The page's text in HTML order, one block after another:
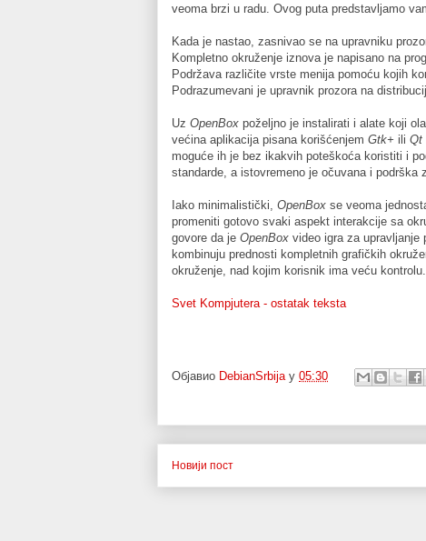
veoma brzi u radu. Ovog puta predstavljamo
Kada je nastao, zasnivao se na upravniku
Kompletno okruženje iznova je napisano na
Podržava različite vrste menija pomoću kojih
Podrazumevani je upravnik prozora na
Uz OpenBox poželjno je instalirati i alate koji
većina aplikacija pisana korišćenjem Gtk+ ili Qt
moguće ih je bez ikakvih poteškoća koristiti i
standarde, a istovremeno je očuvana i podrška
Iako minimalistički, OpenBox se veoma
promeniti gotovo svaki aspekt interakcije sa
govore da je OpenBox video igra za upravljanje
kombinuju prednosti kompletnih grafičkih
okruženje, nad kojim korisnik ima veću kontrolu.
Svet Kompjutera - ostatak teksta
Објавио DebianSrbija у 05:30
Новији пост